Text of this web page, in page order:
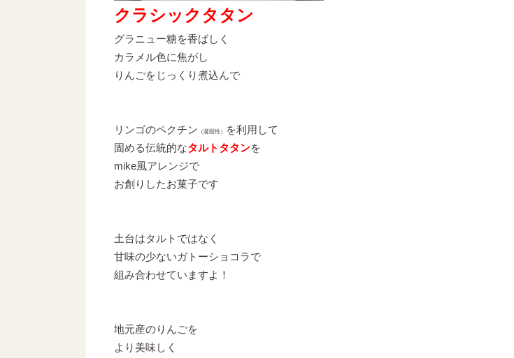
クラシックタタン
グラニュー糖を香ばしく
カラメル色に焦がし
りんごをじっくり煮込んで
リンゴのペクチン （凝固性）
を利用して
固める伝統的なタルトタタンを
mike風アレンジで
お創りしたお菓子です
土台はタルトではなく
甘味の少ないガトーショコラで
組み合わせていますよ！
地元産のりんごを
より美味しく